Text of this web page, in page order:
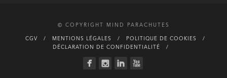
© COPYRIGHT MIND PARACHUTES
CGV MENTIONS LÉGALES
POLITIQUE DE COOKIES
DÉCLARATION DE CONFIDENTIALITÉ